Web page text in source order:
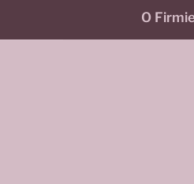
O